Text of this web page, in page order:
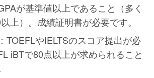
が基準値以上であること（多く
上）。成績証明書が必要です。
TOEFLやIELTSのスコア提出が必
iBTで80点以上が求められること